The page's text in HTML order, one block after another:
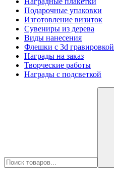
Подарочные упаковки
Изготовление визиток
Сувениры из дерева
Виды нанесения
Флешки с 3d гравировкой
Награды на заказ
Творческие работы
Награды с подсветкой